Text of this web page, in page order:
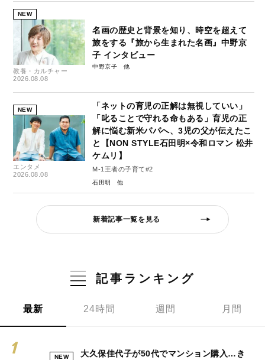
NEW
教養・カルチャー
2026.08.08
名画の歴史と背景を知り、時空を超えて
旅をする『旅から生まれた名画』中野京
子 インタビュー
中野京子
NEW
エンタメ
2026.08.08
「ネットの育児の正解は無視していい」
「叱ることで守れる命もある」育児の正
解に悩む新米パパへ、3児の父が伝えたこ
と【NON STYLE石田明×令和ロマン 松井
ケムリ】
M-1王者の子育て#2
石田明
新着記事一覧を見る
記事ランキング
最新 24時間 週間 月間
NEW
大久保佳代子が50代でマンション購入…き